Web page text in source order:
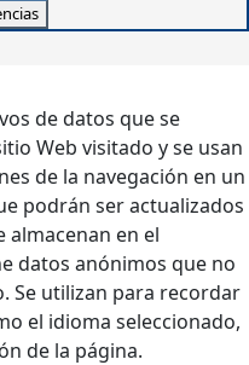
de datos que se
Web visitado y se usan
de la navegación en un
podrán ser actualizados
almacenan en el
datos anónimos que no
Se utilizan para recordar
el idioma seleccionado,
de la página.